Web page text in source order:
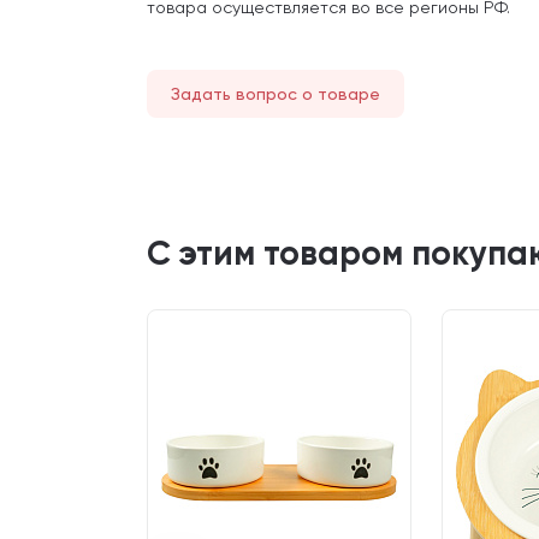
товара осуществляется во все регионы РФ.
Задать вопрос о товаре
С этим товаром